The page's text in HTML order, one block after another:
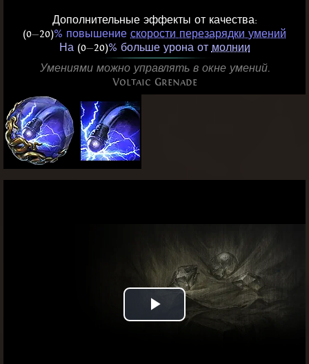
Дополнительные эффекты от качества:
(0—20)% повышение скорости перезарядки умений
На (0—20)% больше урона от молнии
Умениями можно управлять в окне умений.
Voltaic Grenade
Play